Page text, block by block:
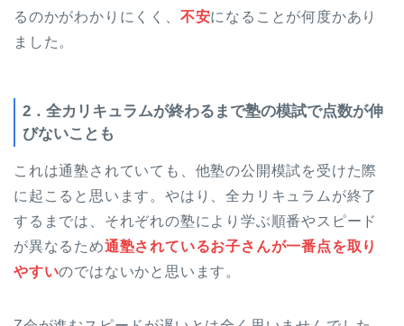
るのかがわかりにくく、 不安になることが何度かあり
ました。
2．全カリキュラムが終わるまで塾の模試で点数が伸
びないことも
これは通塾されていても、他塾の公開模試を受けた際
に起こると思います。やはり、全カリキュラムが終了
するまでは、それぞれの塾により学ぶ順番やスピード
が異なるため通塾されているお子さんが一番点を取り
やすいのではないかと思います。